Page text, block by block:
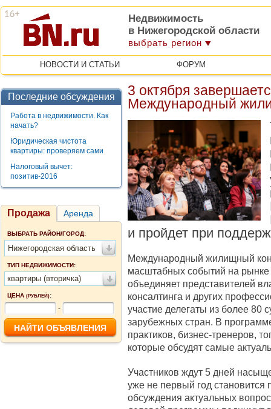
Недвижимость
в Нижегородской области
выбрать регион
НОВОСТИ И СТАТЬИ ФОРУМ
Последние обсуждения
Работа в недвижимости. Как
начать?
Юридическая чистота
квартиры: проверяем сами
Налоговый вычет:
позитив-2016
Продажа Аренда
ВЫБРАТЬ РАЙОН/ГОРОД:
Нижегородская область
ТИП НЕДВИЖИМОСТИ:
квартиры (вторичка)
ЦЕНА (РУБЛЕЙ):
-
3 октября
Международный
и пройдет при
Международный жилищный
масштабных событий на
объединяет представителей
консалтинга и других
участие делегаты из более 80
зарубежных стран. В
практиков, бизнес‑тренеров,
которые обсудят самые
Участников ждут 5 дней
уже не первый год становится
обсуждения актуальных